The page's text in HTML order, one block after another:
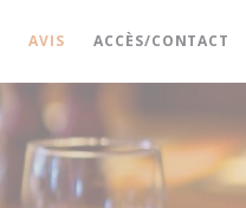
AVIS ACCÈS/CONTACT